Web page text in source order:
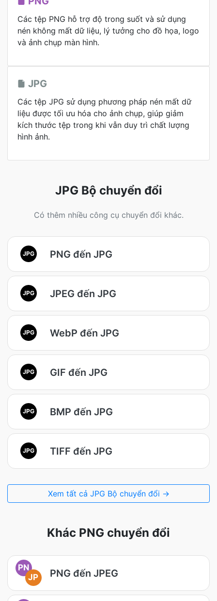
Các tệp PNG hỗ trợ độ trong suốt và sử dụng
nén không mất dữ liệu, lý tưởng cho đồ họa, logo
và ảnh chụp màn hình.
JPG
Các tệp JPG sử dụng phương pháp nén mất dữ
liệu được tối ưu hóa cho ảnh chụp, giúp giảm
kích thước tệp trong khi vẫn duy trì chất lượng
hình ảnh.
JPG Bộ chuyển đổi
Có thêm nhiều công cụ chuyển đổi khác.
JPG PNG đến JPG
JPG JPEG đến JPG
JPG WebP đến JPG
JPG GIF đến JPG
JPG BMP đến JPG
JPG TIFF đến JPG
Xem tất cả JPG Bộ chuyển đổi →
Khác PNG chuyển đổi
PN
JP
PNG đến JPEG